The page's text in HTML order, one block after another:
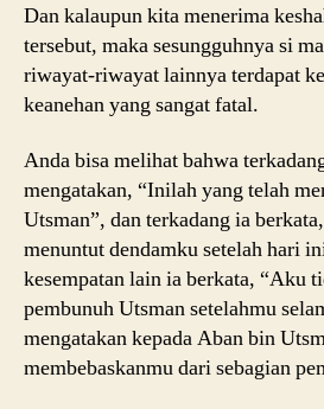
Dan kalaupun kita menerima
tersebut, maka sesungguhnya si
riwayat-riwayat lainnya terdapat
keanehan yang sangat fatal.
Anda bisa melihat bahwa
mengatakan, “Inilah yang telah
Utsman”, dan terkadang ia
menuntut dendamku setelah hari
kesempatan lain ia berkata, “Aku
pembunuh Utsman setelahmu
mengatakan kepada Aban bin
membebaskanmu dari sebagian